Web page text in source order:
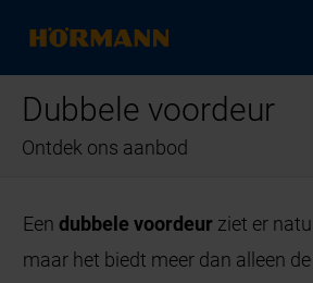
Dubbele voordeur
Ontdek ons aanbod
Eendubbele voordeur ziet er
maar het biedt meer dan alleen